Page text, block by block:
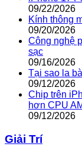
09/22/2026
Kính thông
09/20/2026
Công nghệ
sạc
09/16/2026
Tại sao la
09/12/2026
Chip trên
hơn CPU
09/12/2026
Giải Trí